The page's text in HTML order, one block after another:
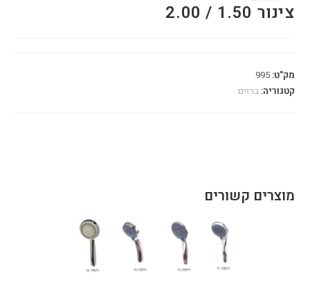
צינור 1.50 / 2.00
מק"ט:995
קטגוריה:ברזים
מוצרים קשורים